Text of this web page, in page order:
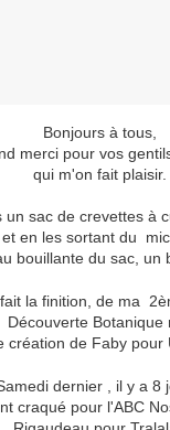
Bonjours à tous,
merci pour vos
qui m'on fait plaisir.
un sac de crevettes à
en les sortant du
bouillante du sac, un
la finition, de ma
Découverte Botanique
création de Faby pour
dernier , il y a 8
craqué pour l'ABC